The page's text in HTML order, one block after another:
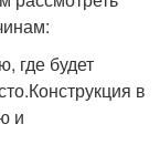
где будет
в
и